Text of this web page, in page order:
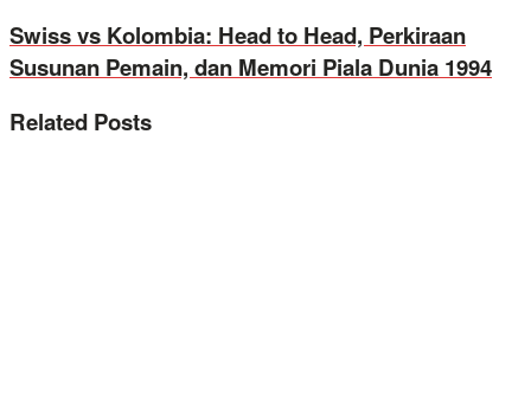
Swiss vs Kolombia: Head to Head, Perkiraan
Susunan Pemain, dan Memori Piala Dunia 1994
Related Posts